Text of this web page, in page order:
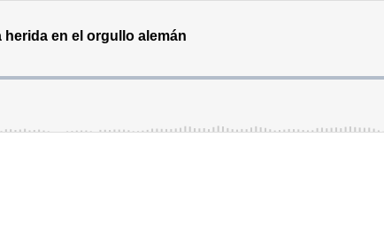
en el orgullo alemán